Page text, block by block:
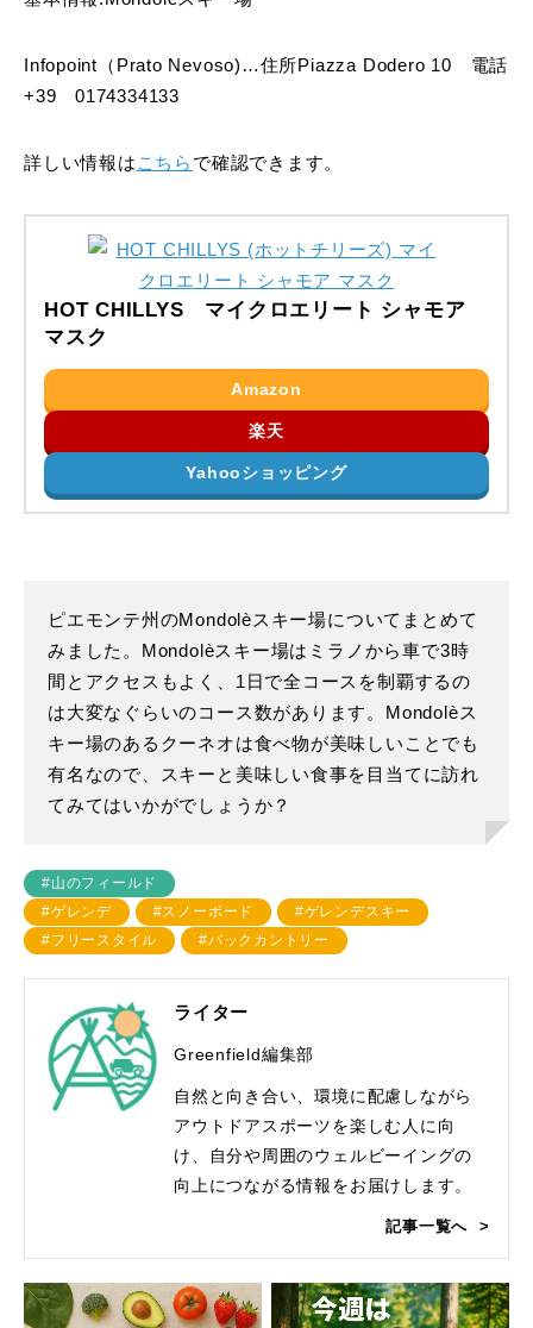
Infopoint（Prato Nevoso)…住所Piazza Dodero 10 電話
+39 0174334133
詳しい情報は こちら で確認できます。
HOT CHILLYS マイクロエリート シャモア
マスク
Amazon
楽天
Yahooショッピング
ピエモンテ州のMondolèスキー場についてまとめて
みました。Mondolèスキー場はミラノから車で3時
間とアクセスもよく、1日で全コースを制覇するの
は大変なぐらいのコース数があります。Mondolèス
キー場のあるクーネオは食べ物が美味しいことでも
有名なので、スキーと美味しい食事を目当てに訪れ
てみてはいかがでしょうか？
#山のフィールド
#ゲレンデ
#スノーボード
#ゲレンデスキー
#フリースタイル
#バックカントリー
ライター
Greenfield編集部
自然と向き合い、環境に配慮しながら
アウトドアスポーツを楽しむ人に向
け、自分や周囲のウェルビーイングの
向上につながる情報をお届けします。
記事一覧へ